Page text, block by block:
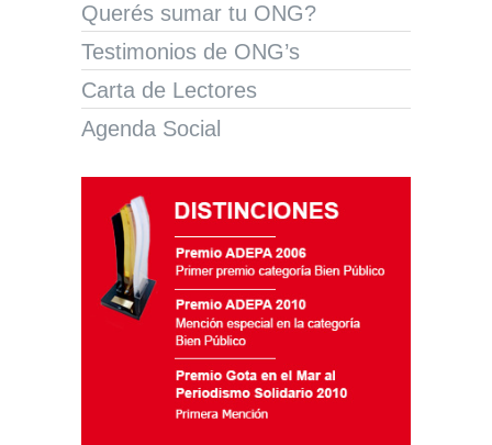
Querés sumar tu ONG?
Testimonios de ONG’s
Carta de Lectores
Agenda Social